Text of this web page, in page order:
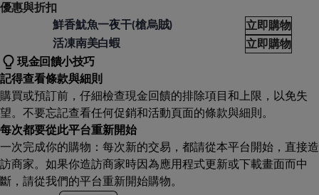
優惠與折扣
鮮香魷魚一夜干(槍烏賊)
立即購物
活凍南美白蝦
立即購物
現金回饋小技巧
記得查看條款與細則
購買或預訂前，仔細檢查現金回饋的排除項目和上限，以免失
望。不要忘記查看任何促銷和活動頁面的條款與細則。
每次都要從此平台重新開始
一次完成你的購物：每次新的交易，都請從本平台開始，直接造
訪商家。如果你造訪商家時因為應用程式更新或下載畫面而中
斷，請從我們的平台重新開始購物。